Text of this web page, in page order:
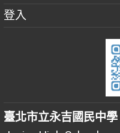
登入
臺北市立永吉國民中學